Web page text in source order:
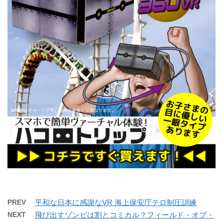
PREV 平和な日本に感謝なVR 海上保安庁テロ制圧訓練
NEXT
飛び出すゾンビは割とコミカル？フィールド・オブ・